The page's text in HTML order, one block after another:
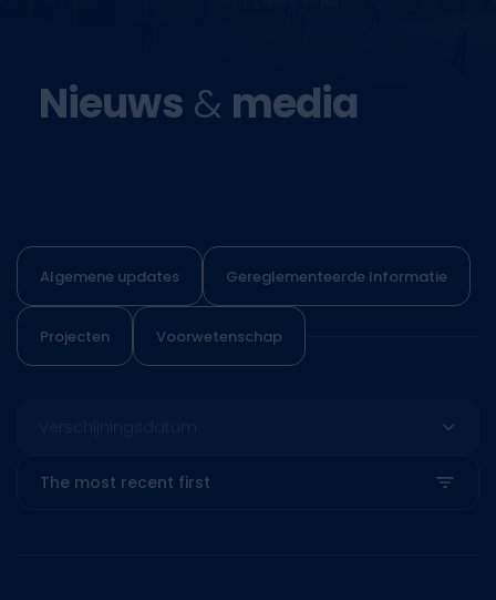
Nieuws & media
Algemene updates Gereglementeerde Informatie
Projecten Voorwetenschap
The most recent first